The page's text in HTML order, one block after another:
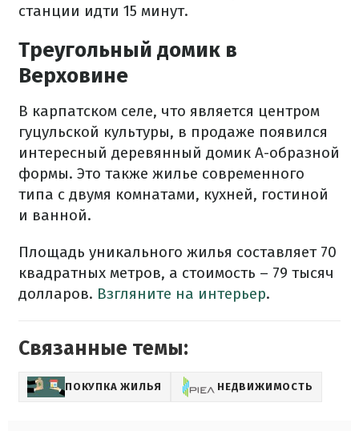
станции идти 15 минут.
Треугольный домик в
Верховине
В карпатском селе, что является центром
гуцульской культуры, в продаже появился
интересный деревянный домик А-образной
формы. Это также жилье современного
типа с двумя комнатами, кухней, гостиной
и ванной.
Площадь уникального жилья составляет 70
квадратных метров, а стоимость – 79 тысяч
долларов. Взгляните на интерьер.
Связанные темы:
ПОКУПКА ЖИЛЬЯ НЕДВИЖИМОСТЬ